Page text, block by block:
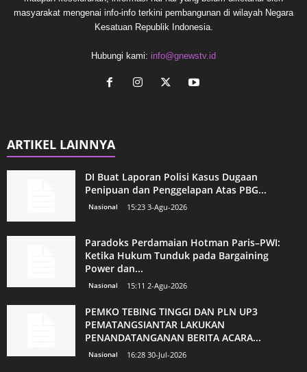
masyarakat mengenai info-info terkini pembangunan di wilayah Negara
Kesatuan Republik Indonesia.
Hubungi kami: info@gnewstv.id
ARTIKEL LAINNYA
DI Buat Laporan Polisi Kasus Dugaan
Penipuan dan Penggelapan Atas PBG...
Nasional 15:23 3-Agu-2026
Paradoks Perdamaian Hotman Paris–PWI:
Ketika Hukum Tunduk pada Bargaining
Power dan...
Nasional 15:11 2-Agu-2026
PEMKO TEBING TINGGI DAN PLN UP3
PEMATANGSIANTAR LAKUKAN
PENANDATANGANAN BERITA ACARA...
Nasional 16:28 30-Jul-2026